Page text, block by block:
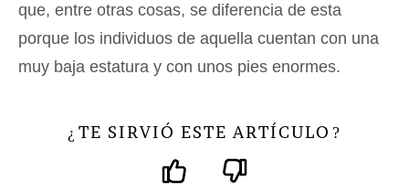
que, entre otras cosas, se diferencia de esta
porque los individuos de aquella cuentan con una
muy baja estatura y con unos pies enormes.
¿ TE SIRVIÓ ESTE ARTÍCULO ?